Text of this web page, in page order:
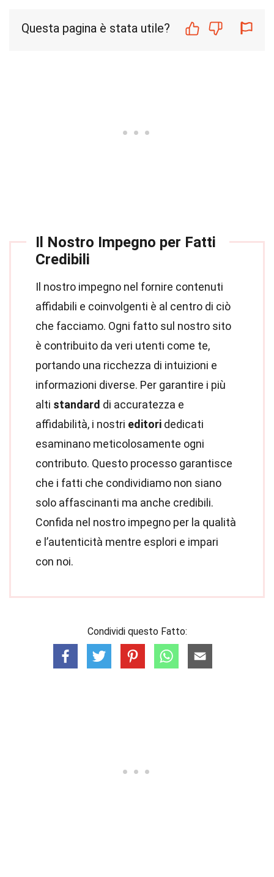
Questa pagina è stata utile?
Il Nostro Impegno per Fatti
Credibili
Il nostro impegno nel fornire contenuti
affidabili e coinvolgenti è al centro di ciò
che facciamo. Ogni fatto sul nostro sito
è contribuito da veri utenti come te,
portando una ricchezza di intuizioni e
informazioni diverse. Per garantire i più
alti standard di accuratezza e
affidabilità, i nostri editori dedicati
esaminano meticolosamente ogni
contributo. Questo processo garantisce
che i fatti che condividiamo non siano
solo affascinanti ma anche credibili.
Confida nel nostro impegno per la qualità
e l’autenticità mentre esplori e impari
con noi.
Condividi questo Fatto: